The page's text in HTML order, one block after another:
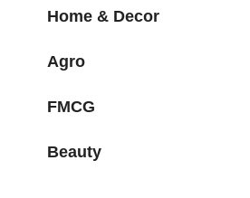
Home & Decor
Agro
FMCG
Beauty